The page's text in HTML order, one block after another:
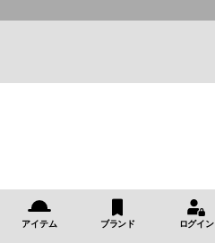
アイテム ブランド ログイン